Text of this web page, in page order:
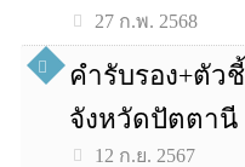
27 ก.พ. 2568
คำรับรอง+ตัว
จังหวัดปัตตานี
12 ก.ย. 2567